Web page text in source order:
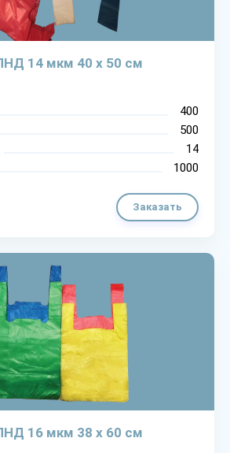
14 мкм 40 х 50 см
400
500
14
1000
Заказать
16 мкм 38 х 60 см